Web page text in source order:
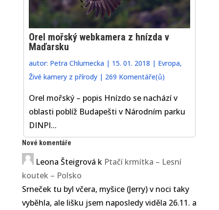
Orel mořský webkamera z hnízda v
Maďarsku
autor: Petra Chlumecka | 15. 01. 2018 | Evropa,
Živé kamery z přírody | 269 Komentáře(ů)
Orel mořský – popis Hnízdo se nachází v
oblasti poblíž Budapešti v Národním parku
DINPI...
Nové komentáře
Leona Šteigrová k Ptačí krmítka – Lesní
koutek – Polsko
Srneček tu byl včera, myšice (Jerry) v noci taky
vyběhla, ale lišku jsem naposledy viděla 26.11. a